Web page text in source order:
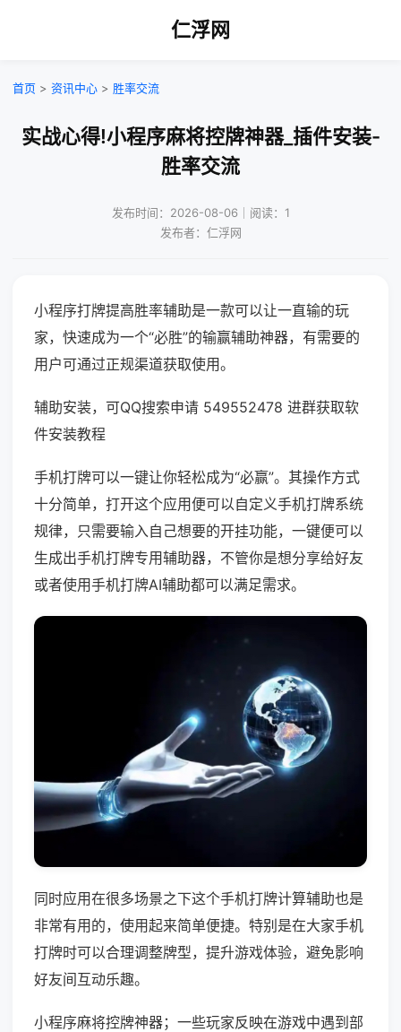
仁浮网
首页 > 资讯中心 > 胜率交流
实战心得!小程序麻将控牌神器_插件安装-
胜率交流
发布时间：2026-08-06｜阅读：1
发布者：仁浮网
小程序打牌提高胜率辅助是一款可以让一直输的玩
家，快速成为一个“必胜”的输赢辅助神器，有需要的
用户可通过正规渠道获取使用。
辅助安装，可QQ搜索申请 549552478 进群获取软
件安装教程
手机打牌可以一键让你轻松成为“必赢”。其操作方式
十分简单，打开这个应用便可以自定义手机打牌系统
规律，只需要输入自己想要的开挂功能，一键便可以
生成出手机打牌专用辅助器，不管你是想分享给好友
或者使用手机打牌AI辅助都可以满足需求。
同时应用在很多场景之下这个手机打牌计算辅助也是
非常有用的，使用起来简单便捷。特别是在大家手机
打牌时可以合理调整牌型，提升游戏体验，避免影响
好友间互动乐趣。
小程序麻将控牌神器；一些玩家反映在游戏中遇到部